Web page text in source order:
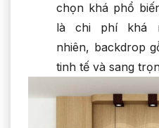
chọn khá phổ
là chi phí khá
nhiên, backdrop
tinh tế và sang